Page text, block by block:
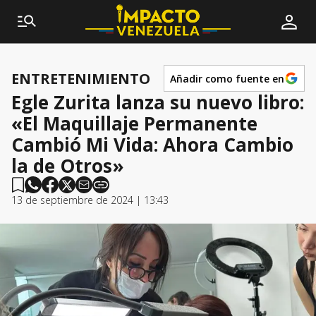
ENTRETENIMIENTO Añadir como fuente en
Egle Zurita lanza su nuevo libro:
«El Maquillaje Permanente
Cambió Mi Vida: Ahora Cambio
la de Otros»
13 de septiembre de 2024 | 13:43